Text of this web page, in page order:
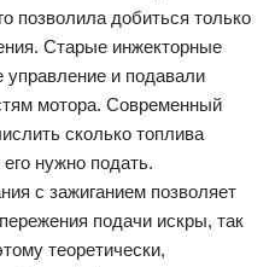
позволила добиться только
Старые инжекторные
и подавали
мотора. Современный
сколько топлива
нужно подать.
с зажиганием позволяет
подачи искры, так
теоретически,